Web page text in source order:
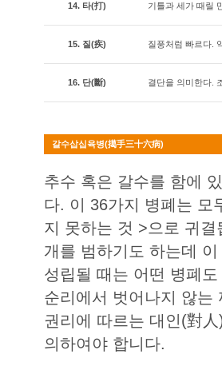
14. 타(打) 기틀과 세가 때릴
15. 질(疾) 질풍처럼 빠르다.
16. 단(斷) 결단을 의미한다.
갈수삽십육병(擖手三十六病)
추수 혹은 갈수를 함에
다. 이 36가지 병폐는 모
지 못하는 것 >으로 귀
개를 범하기도 하는데
성립될 때는 어떤 병폐
순리에서 벗어나지 않는
권리에 따르는 대인(對
의하여야 합니다.